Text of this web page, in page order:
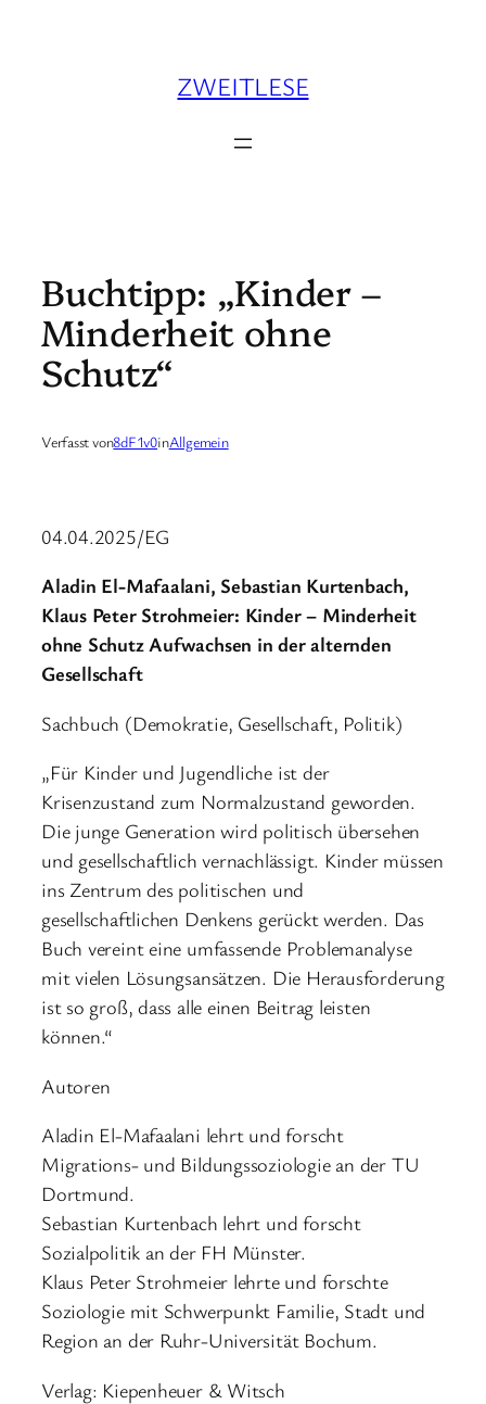
ZWEITLESE
Buchtipp: „Kinder –
Minderheit ohne
Schutz“
Verfasst von8dF1v0inAllgemein
04.04.2025/EG
Aladin El-Mafaalani, Sebastian Kurtenbach,
Klaus Peter Strohmeier: Kinder – Minderheit
ohne Schutz Aufwachsen in der alternden
Gesellschaft
Sachbuch (Demokratie, Gesellschaft, Politik)
„Für Kinder und Jugendliche ist der
Krisenzustand zum Normalzustand geworden.
Die junge Generation wird politisch übersehen
und gesellschaftlich vernachlässigt. Kinder müssen
ins Zentrum des politischen und
gesellschaftlichen Denkens gerückt werden. Das
Buch vereint eine umfassende Problemanalyse
mit vielen Lösungsansätzen. Die Herausforderung
ist so groß, dass alle einen Beitrag leisten
können.“
Autoren
Aladin El-Mafaalani lehrt und forscht
Migrations- und Bildungssoziologie an der TU
Dortmund.
Sebastian Kurtenbach lehrt und forscht
Sozialpolitik an der FH Münster.
Klaus Peter Strohmeier lehrte und forschte
Soziologie mit Schwerpunkt Familie, Stadt und
Region an der Ruhr-Universität Bochum.
Verlag: Kiepenheuer & Witsch